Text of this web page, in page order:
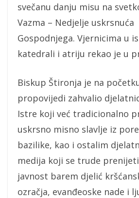
svečanu danju misu na
Vazma – Nedjelje uskrsnuća
Gospodnjega. Vjernicima u
katedrali i atriju rekao je u
Biskup Štironja je na
propovijedi zahvalio
Istre koji već tradicionalno
uskrsno misno slavlje iz
bazilike, kao i ostalim
medija koji se trude
javnost barem djelić
ozračja, evanđeoske nade i